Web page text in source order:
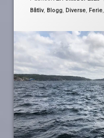
Kategorier:
Båtliv, Blogg, Diverse, Ferie,
Nice
sverige
vind
vinter